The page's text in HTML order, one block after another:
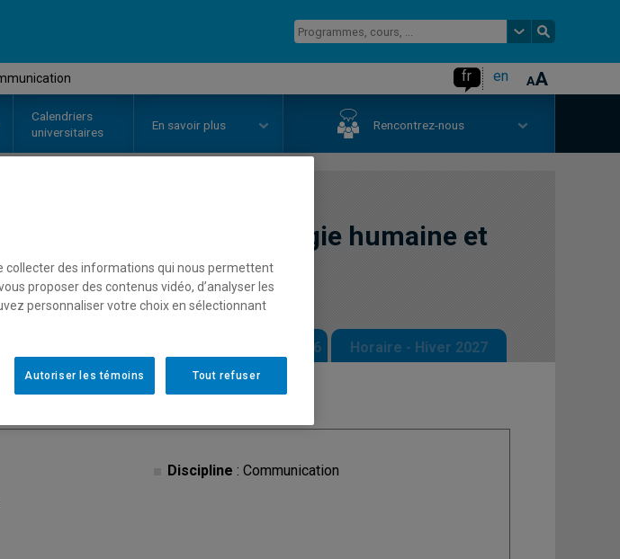
fr en
Calendriers
universitaires
En savoir plus Rencontrez-nous
Laboratoire en écologie humaine et
Horaire - Automne 2026 Horaire - Hiver 2027
Discipline : Communication
collecter des informations qui nous permettent
proposer des contenus vidéo, d’analyser les
personnaliser votre choix en sélectionnant
Tout refuser
Autoriser les témoins